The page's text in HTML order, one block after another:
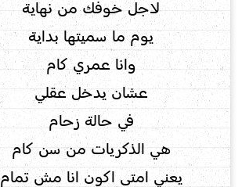
لاجل خوفك من نهاية
يوم ما سميتها بداية
وانا عمري كام
عشان يدخل عقلي
في حالة زحام
هي الذكريات من سن كام
يعني امتى اكون انا مش تمام